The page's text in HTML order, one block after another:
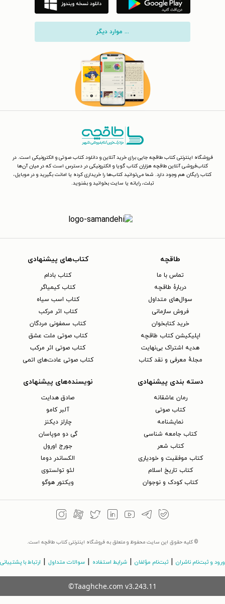
... موارد دیگر
فروشگاه اینترنتی کتاب طاقچه جایی برای خرید آنلاین و دانلود کتاب صوتی و الکترونیکی است. در
کتاب‌فروشی آنلاین طاقچه هزاران کتاب گویا و الکترونیکی در دسترس است که در میان آن‌ها
کتاب رایگان هم وجود دارد. شما می‌توانید کتاب‌ها را خریداری کرده یا امانت بگیرید و در موبایل،
تبلت، رایانه یا سایت بخوانید و بشنوید.
طاقچه
تماس با ما
دربارهٔ طاقچه
سوال‌های متداول
فروش سازمانی
خرید کتابخوان
اپلیکیشن کتاب طاقچه
هدیه اشتراک بی‌نهایت
مجلهٔ معرفی و نقد کتاب
کتاب‌های پیشنهادی
کتاب بادام
کتاب کیمیاگر
کتاب اسب سیاه
کتاب اثر مرکب
کتاب سمفونی مردگان
کتاب صوتی ملت عشق
کتاب صوتی اثر مرکب
کتاب صوتی عادت‌های اتمی
دسته بندی پیشنهادی
رمان عاشقانه
کتاب‌ صوتی
نمایشنامه
کتاب جامعه شناسی
کتاب شعر
کتاب موفقیت و خودیاری
کتاب تاریخ اسلام
کتاب کودک و نوجوان
نویسنده‌های پیشنهادی
صادق هدایت
آلبر کامو
چارلز دیکنز
گی دو موپاسان
جورج اورول
الکساندر دوما
لئو تولستوی
ویکتور هوگو
© کلیه حقوق این سایت محفوظ و متعلق به فروشگاه اینترنتی کتاب طاقچه است.
ورود و ثبت‌نام ناشران ثبت‌نام مؤلفان شرایط استفاده سوالات متداول ارتباط با پشتیبانی
©Taaghche.com v3.243.11